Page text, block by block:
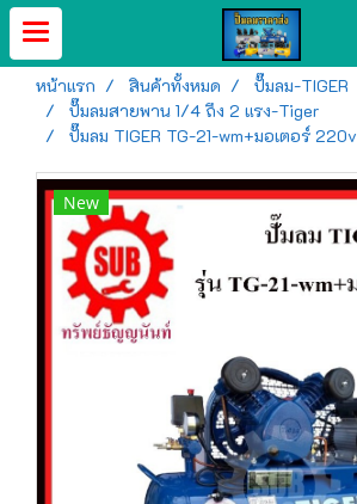
หน้าแรก สินค้าทั้งหมด
ปั๊มลม-TIGER
ปั๊มลมสายพาน 1/4 ถึง 2 แรง-Tiger
ปั๊มลม TIGER TG-21-wm+มอเตอร์ 220v
New